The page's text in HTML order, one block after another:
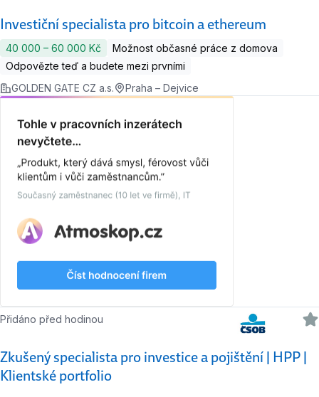
Investiční specialista pro bitcoin a ethereum
40 000 ‍–‍ 60 000 Kč
Možnost občasné práce z domova
Odpovězte teď a budete mezi prvními
GOLDEN GATE CZ a.s.
Praha – Dejvice
Zkušený specialista pro investice a pojištění | HPP |
Klientské portfolio
Přidáno před hodinou